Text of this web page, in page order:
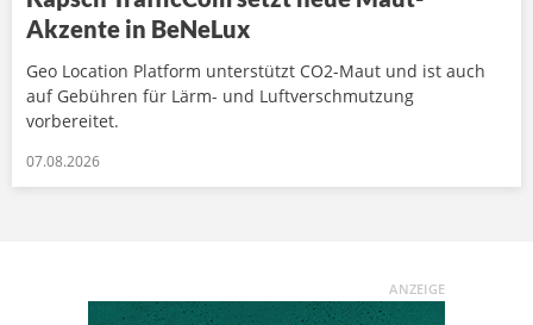
Akzente in BeNeLux
Geo Location Platform unterstützt CO2-Maut und ist auch
auf Gebühren für Lärm- und Luftverschmutzung
vorbereitet.
07.08.2026
ANZEIGE